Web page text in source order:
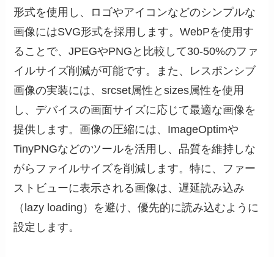
形式を使用し、ロゴやアイコンなどのシンプルな
画像にはSVG形式を採用します。WebPを使用す
ることで、JPEGやPNGと比較して30-50%のファ
イルサイズ削減が可能です。また、レスポンシブ
画像の実装には、srcset属性とsizes属性を使用
し、デバイスの画面サイズに応じて最適な画像を
提供します。画像の圧縮には、ImageOptimや
TinyPNGなどのツールを活用し、品質を維持しな
がらファイルサイズを削減します。特に、ファー
ストビューに表示される画像は、遅延読み込み
（lazy loading）を避け、優先的に読み込むように
設定します。